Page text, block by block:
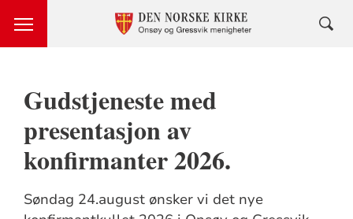
Gudstjeneste med
presentasjon av
konfirmanter 2026.
Søndag 24.august ønsker vi det nye